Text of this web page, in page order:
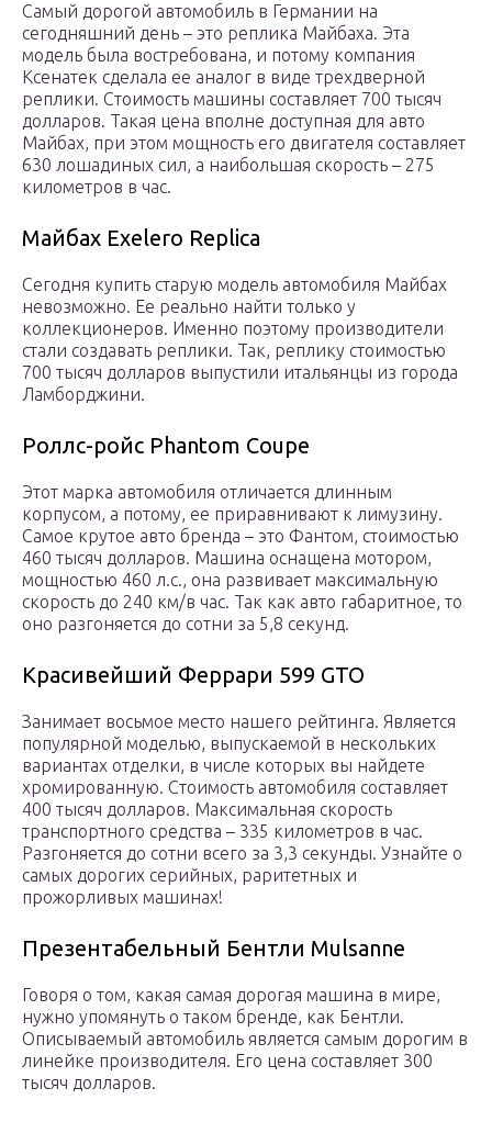
Самый дорогой автомобиль в Германии на
сегодняшний день – это реплика Майбаха. Эта
модель была востребована, и потому компания
Ксенатек сделала ее аналог в виде трехдверной
реплики. Стоимость машины составляет 700 тысяч
долларов. Такая цена вполне доступная для авто
Майбах, при этом мощность его двигателя составляет
630 лошадиных сил, а наибольшая скорость – 275
километров в час.
Майбах Exelero Replica
Сегодня купить старую модель автомобиля Майбах
невозможно. Ее реально найти только у
коллекционеров. Именно поэтому производители
стали создавать реплики. Так, реплику стоимостью
700 тысяч долларов выпустили итальянцы из города
Ламборджини.
Роллс-ройс Phantom Coupe
Этот марка автомобиля отличается длинным
корпусом, а потому, ее приравнивают к лимузину.
Самое крутое авто бренда – это Фантом, стоимостью
460 тысяч долларов. Машина оснащена мотором,
мощностью 460 л.с., она развивает максимальную
скорость до 240 км/в час. Так как авто габаритное, то
оно разгоняется до сотни за 5,8 секунд.
Красивейший Феррари 599 GTO
Занимает восьмое место нашего рейтинга. Является
популярной моделью, выпускаемой в нескольких
вариантах отделки, в числе которых вы найдете
хромированную. Стоимость автомобиля составляет
400 тысяч долларов. Максимальная скорость
транспортного средства – 335 километров в час.
Разгоняется до сотни всего за 3,3 секунды. Узнайте о
самых дорогих серийных, раритетных и
прожорливых машинах!
Презентабельный Бентли Mulsanne
Говоря о том, какая самая дорогая машина в мире,
нужно упомянуть о таком бренде, как Бентли.
Описываемый автомобиль является самым дорогим в
линейке производителя. Его цена составляет 300
тысяч долларов.